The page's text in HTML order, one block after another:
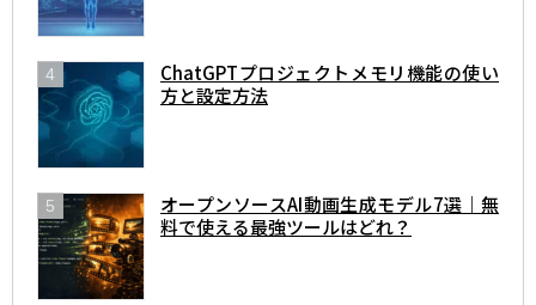
ChatGPTプロジェクトメモリ機能の使い
方と設定方法
オープンソースAI動画生成モデル7選｜無
料で使える最強ツールはどれ？